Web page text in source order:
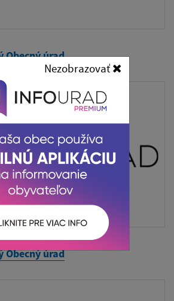
Nezobrazovať
Obecný úrad
Obecný úrad